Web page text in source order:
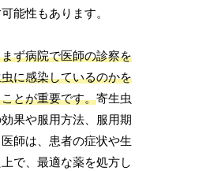
能性もあります。
ず病院で医師の診察を
に感染しているのかを
とが重要です。寄生虫
果や服用方法、服用期
師は、患者の症状や生
で、最適な薬を処方し